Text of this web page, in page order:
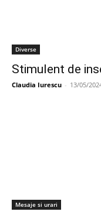
Diverse
Stimulent de
Claudia Iurescu - 13/05/
Mesaje si urari